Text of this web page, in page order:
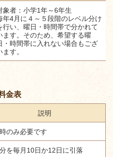
象者：小学1年～6年生
年4月に４～５段階のレベル分け
行い、曜日・時間帯で分かれて
ます。そのため、希望する曜
・時間帯に入れない場合もござ
ます。
金表
説明
のみ必要です
を毎月10日か12日に引落